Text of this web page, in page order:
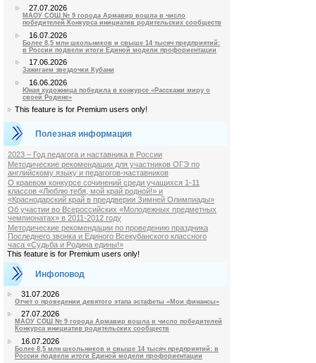
27.07.2026
МАОУ СОШ № 9 города Армавир вошла в число
победителей Конкурса инициатив родительских сообществ
16.07.2026
Более 8,5 млн школьников и свыше 14 тысяч предприятий:
в России подвели итоги Единой модели профориентации
17.06.2026
Зажигаем звездочки Кубани
16.06.2026
Юная художница победила в конкурсе «Расскажи миру о
своей Родине»
This feature is for Premium users only!
Полезная информация
2023 – Год педагога и наставника в России
Методические рекомендации для участников ОГЭ по
английскому языку и педагогов-наставников
О краевом конкурсе сочинений среди учащихся 1-11
классов «Люблю тебя, мой край родной!» и
«Краснодарский край в преддверии Зимней Олимпиады»
Об участии во Всероссийских «Молодежных предметных
чемпионатах» в 2011-2012 году
Методические рекомендации по проведению праздника
Последнего звонка и Единого Всекубанского классного
часа «Судьба и Родина едины!»
This feature is for Premium users only!
Инфоповод
31.07.2026
Отчет о проведении девятого этапа эстафеты «Мои финансы»
27.07.2026
МАОУ СОШ № 9 города Армавир вошла в число победителей
Конкурса инициатив родительских сообществ
16.07.2026
Более 8,5 млн школьников и свыше 14 тысяч предприятий: в
России подвели итоги Единой модели профориентации